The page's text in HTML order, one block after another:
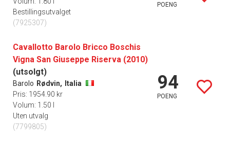
Bestillingsutvalget
(7925307)
POENG
Cavallotto Barolo Bricco Boschis
Vigna San Giuseppe Riserva (2010)
(utsolgt)
Barolo Rødvin,
Italia
Pris: 1954.90 kr
Volum: 1.50 l
Uten utvalg
(7799805)
94
POENG